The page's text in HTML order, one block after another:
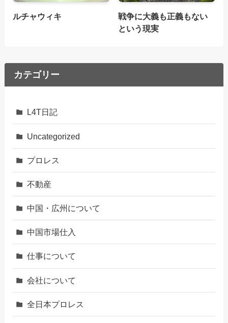
ルチャウィキ
戦争に大義も正義もない
という現実
カテゴリー
L4T日記
Uncategorized
プロレス
不動産
中国・広州について
中国市場仕入
仕事について
会社について
全日本プロレス